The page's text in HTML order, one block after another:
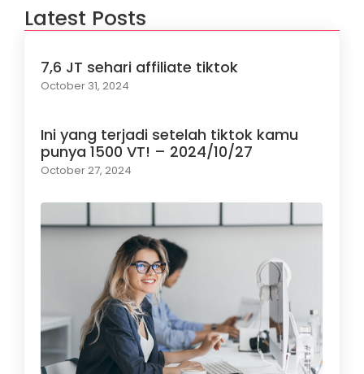
Latest Posts
7,6 JT sehari affiliate tiktok
October 31, 2024
Ini yang terjadi setelah tiktok kamu
punya 1500 VT! – 2024/10/27
October 27, 2024